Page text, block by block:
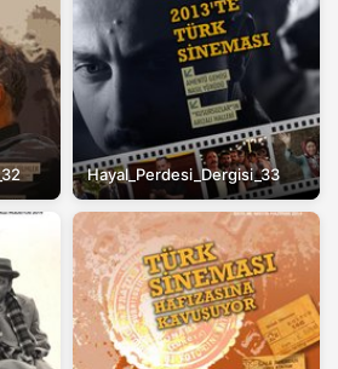
Hayal_Perdesi_Dergisi_33